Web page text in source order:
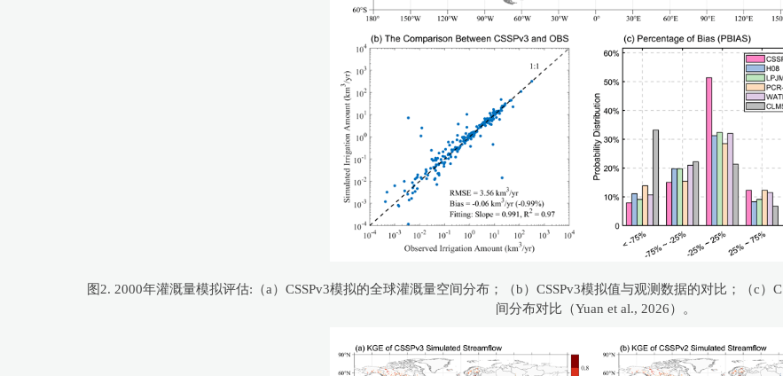
图2. 2000年灌溉量模拟评估:（a）CSSPv3模拟的全球灌溉量空间分布；（b）CSSPv3模拟值与观测数据的对比；（c
间分布对比（Yuan et al., 2026）。